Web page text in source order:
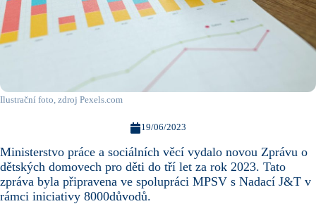
Ilustrační foto, zdroj Pexels.com
19/06/2023
Ministerstvo práce a sociálních věcí vydalo novou Zprávu o
dětských domovech pro děti do tří let za rok 2023. Tato
zpráva byla připravena ve spolupráci MPSV s Nadací J&T v
rámci iniciativy 8000důvodů.